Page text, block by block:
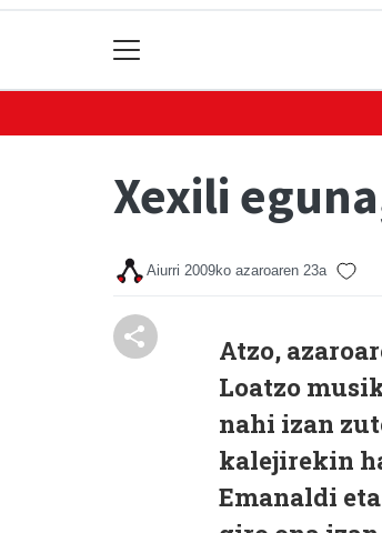
Xexili
Aiurri 2009ko azaroaren 23a
Atzo,
Loatzo
nahi izan
kalejirekin
Emanaldi